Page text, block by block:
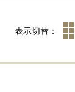
。
表示切替：